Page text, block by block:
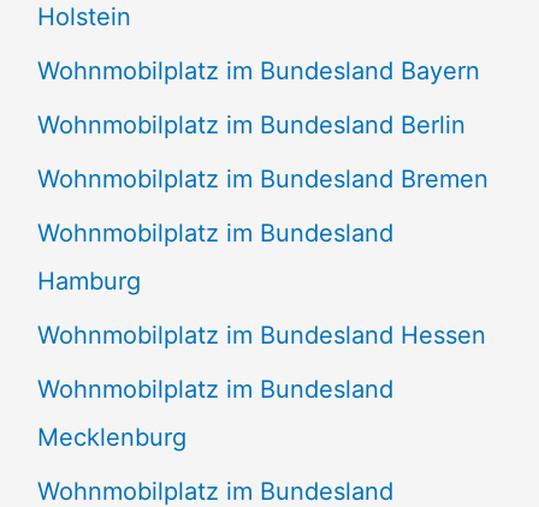
Holstein
Wohnmobilplatz im Bundesland Bayern
Wohnmobilplatz im Bundesland Berlin
Wohnmobilplatz im Bundesland Bremen
Wohnmobilplatz im Bundesland
Hamburg
Wohnmobilplatz im Bundesland Hessen
Wohnmobilplatz im Bundesland
Mecklenburg
Wohnmobilplatz im Bundesland